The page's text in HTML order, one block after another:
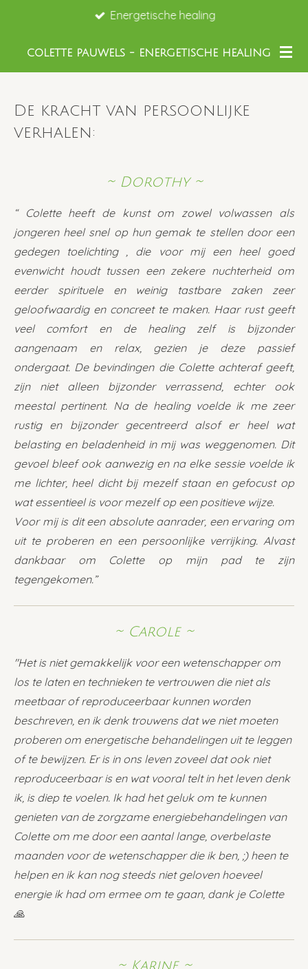
naar
de
COLETTE PAUWELS - ENERGETISCHE HEALING
Energetische healing
De kracht van persoonlijke
verhalen:
~ Dorothy ~
“ Colette heeft de kunst om zowel volwassen als
jongeren heel snel op hun gemak te stellen door een
gedegen toelichting , die voor mij een heel goed
evenwicht houdt tussen een zekere nuchterheid om
eerder spirituele en weinig tastbare zaken zeer
geloofwaardig en concreet te maken. Haar rust geeft
veel comfort en de healing zelf is bijzonder
aangenaam en relax, gezien je deze passief
ondergaat. De bevindingen die Colette achteraf geeft,
zijn niet alleen bijzonder verrassend, echter ook
meestal pertinent. Na de healing voelde ik me zeer
rustig en bijzonder gecentreerd alsof er heel wat
belasting en beladenheid in mij was weggenomen. Dit
gevoel bleef ook aanwezig en na elke sessie voelde ik
me lichter, heel dicht bij mezelf staan en gefocust op
wat essentieel is voor mezelf op een positieve wijze.
Voor mij is dit een absolute aanrader, een ervaring om
uit te proberen en een persoonlijke verrijking. Alvast
dankbaar om Colette op mijn pad te zijn
tegengekomen.”
~ Carole ~
"Het is niet gemakkelijk voor een wetenschapper om
los te laten en technieken te vertrouwen die niet als
meetbaar of reproduceerbaar kunnen worden
beschreven, en ik denk trouwens dat we niet moeten
proberen om energetische behandelingen uit te leggen
of te bewijzen. Er is in ons leven zoveel dat ook niet
reproduceerbaar is en wat vooral telt in het leven denk
ik, is diep te voelen. Ik had het geluk om te kunnen
genieten van de zorgzame energiebehandelingen van
Colette om me door een aantal lange, overbelaste
maanden voor de wetenschapper die ik ben, ;) heen te
helpen en ik kan nog steeds niet geloven hoeveel
energie ik had om ermee om te gaan, dank je Colette
🙏